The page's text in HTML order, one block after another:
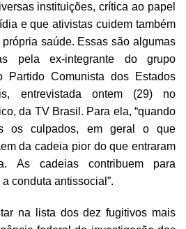
instituições, crítica ao papel
e que ativistas cuidem também
saúde. Essas são algumas
pela ex-integrante do grupo
Partido Comunista dos Estados
entrevistada ontem (29) no
da TV Brasil. Para ela, “quando
os culpados, em geral o que
da cadeia pior do que entraram
As cadeias contribuem para
conduta antissocial”.
na lista dos dez fugitivos mais